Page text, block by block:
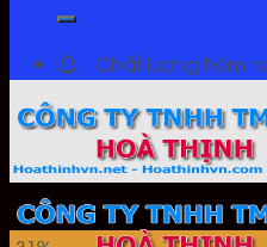
Chất lượng hôm